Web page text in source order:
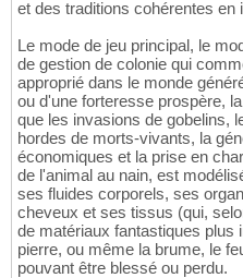
et des traditions cohérentes en
Le mode de jeu principal, le
de gestion de colonie qui
approprié dans le monde
ou d'une forteresse prospère,
que les invasions de gobelins,
hordes de morts-vivants, la
économiques et la prise en
de l'animal au nain, est
ses fluides corporels, ses
cheveux et ses tissus (qui,
de matériaux fantastiques plus
pierre, ou même la brume, le
pouvant être blessé ou perdu.